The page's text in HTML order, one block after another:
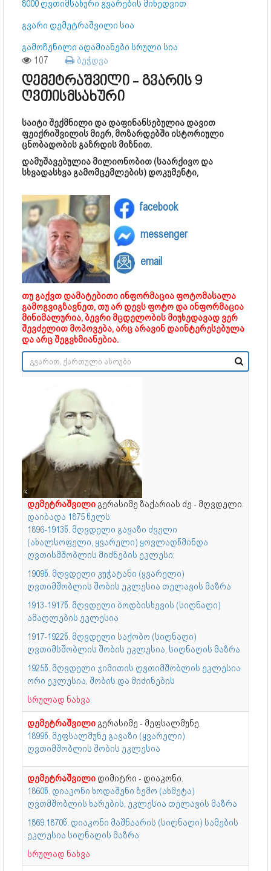
8000 ღვთიმსახური გვარების მიხედვით
გვარი დემეტრაშვილი სია
გამოჩენილი ადამიანები სრული სია
107 ბეჭდვა
დემეტრაშვილი - გვარის 9
ღვთისმსახური
საიტი შექმნილი და დაფინანსებულია დავით
ფეიქრიშვილის მიერ, მოზარდებში ისტორიული
ცნობადობის გაზრდის მიზნით.
დამუშავებულია მილიონობით (საარქივო და
სხვადასხვა გამომცემლების) დოკუმენტი,
facebook
messenger
email
თუ გაქვთ დამატებითი ინფორმაცია ფოტომასალა
გამოგვიგზავნეთ, თუ არ დევს ფოტო და ინფორმაცია
მინიმალურია, ბევრი მცდელობის მიუხედავად ვერ
შევძელით მოპოვება, არც არავინ დაინტერესებულა
და არც შეგვხმიანებია.
დემეტრაშვილი გერასიმე ზაქარიას ძე - მღვდელი.
დაიბადა 1875 წელს
1896-1913წ. მღვდელი გავაზი ძველი
(ახალსოფელი, ყვარელი) ყოვლადწმინდა
ღვთისმშობლის მიძნების ეკლესი;
1909წ. მღვდელი კუჭატანი (ყვარელი)
ღვთიმშობლის შობის ეკლესია თელავის მაზრა
1913-1917წ. მღვდელი ბოდბისხევის (სიღნაღი)
ამაღლების ეკლესია
1917-1922წ. მღვდელი საქობო (სიღნაღი)
ღვთიმსშობლის შობის ეკლესია, სიღნაღის მაზრა
1925წ. მღვდელი ჯიმითის ღვთიმშობლის ეკლესია
ორი ეკლესია, შობის და მიძინების
სრულად ნახვა
დემეტრაშვილი გერასიმე - მეფსალმუნე.
1899წ. მეფსალმუნე გავაზი (ყვარელი)
ღვთიმშობლის შობის ეკლესია
დემეტრაშვილი დიმიტრი - დიაკონი.
1860წ. დიაკონი ხოდაშენი ზემო (ახმეტა)
ღვთმშობლის ხარების, ეკლესია თელავის მაზრა
1869,1870წ. დიაკონი მაშნაარის (სიღნაღი) სამების
ეკლესია სიღნაღის მაზრა
სრულად ნახვა